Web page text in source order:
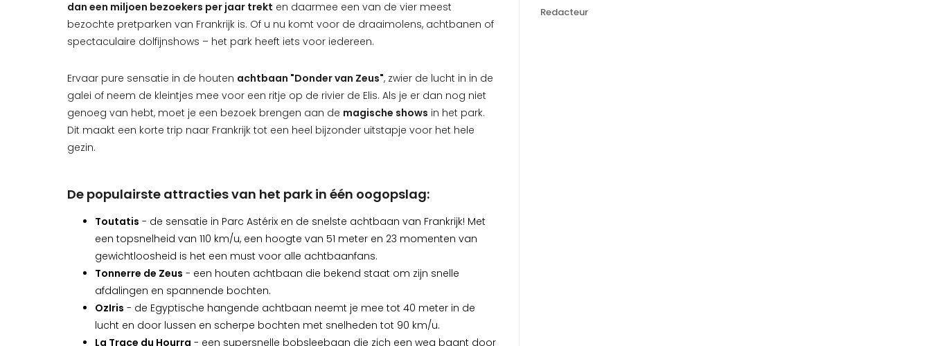
dan een miljoen bezoekers per jaar trekt en daarmee een van de vier meest
bezochte pretparken van Frankrijk is. Of u nu komt voor de draaimolens, achtbanen of
spectaculaire dolfijnshows – het park heeft iets voor iedereen.
Ervaar pure sensatie in de houten achtbaan "Donder van Zeus", zwier de lucht in in de
galei of neem de kleintjes mee voor een ritje op de rivier de Elis. Als je er dan nog niet
genoeg van hebt, moet je een bezoek brengen aan de magische shows in het park.
Dit maakt een korte trip naar Frankrijk tot een heel bijzonder uitstapje voor het hele
gezin.
De populairste attracties van het park in één oogopslag:
Toutatis - de sensatie in Parc Astérix en de snelste achtbaan van Frankrijk! Met
een topsnelheid van 110 km/u, een hoogte van 51 meter en 23 momenten van
gewichtloosheid is het een must voor alle achtbaanfans.
Tonnerre de Zeus - een houten achtbaan die bekend staat om zijn snelle
afdalingen en spannende bochten.
OzIris - de Egyptische hangende achtbaan neemt je mee tot 40 meter in de
lucht en door lussen en scherpe bochten met snelheden tot 90 km/u.
La Trace du Hourra - een supersnelle bobsleebaan die zich een weg baant door
Redacteur